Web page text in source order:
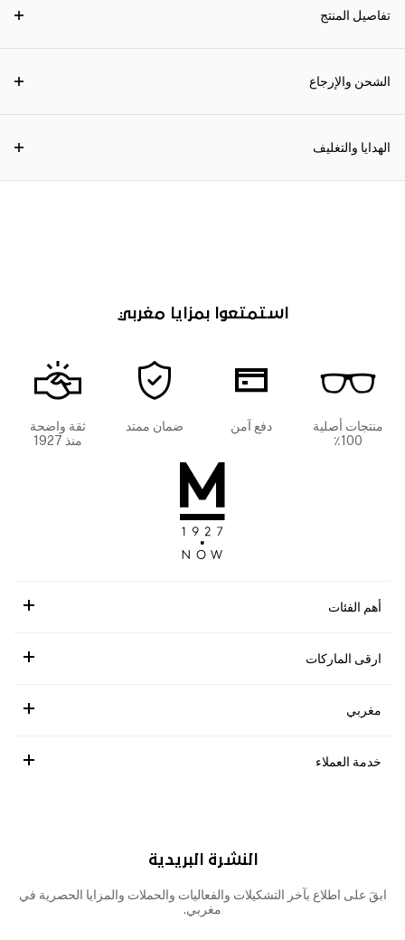
تفاصيل المنتج
الشحن والإرجاع
الهدايا والتغليف
استمتعوا بمزايا مغربي
منتجات أصلية
100٪
دفع آمن ضمان ممتد
ثقة واضحة
منذ 1927
أهم الفئات
ارقى الماركات
مغربي
خدمة العملاء
النشرة البريدية
ابقَ على اطلاع بآخر التشكيلات والفعاليات والحملات والمزايا الحصرية في
مغربي.